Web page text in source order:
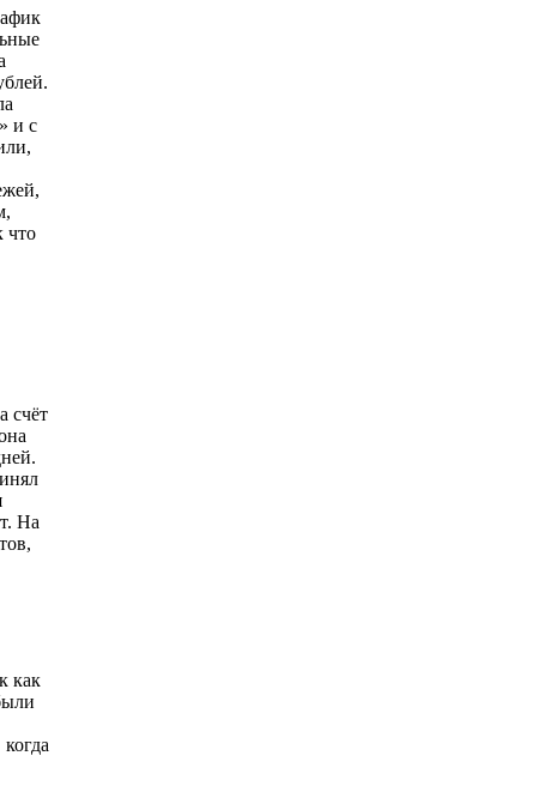
и с
что
счёт
На
как